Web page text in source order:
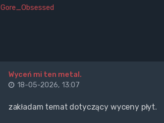
Gore_Obsessed
Wyceń mi ten metal.
18-05-2026, 13:07
zakładam temat dotyczący wyceny płyt.